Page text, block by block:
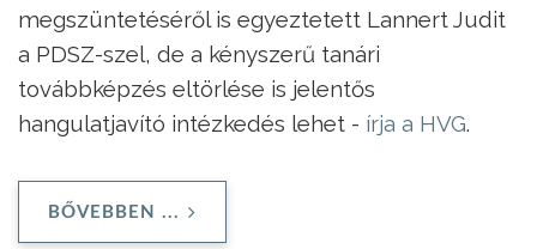
megszüntetéséről is egyeztetett Lannert Judit
a PDSZ-szel, de a kényszerű tanári
továbbképzés eltörlése is jelentős
hangulatjavító intézkedés lehet - írja a HVG.
BŐVEBBEN ...